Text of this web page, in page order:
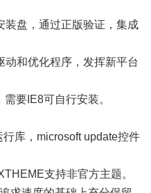
装盘，通过正版验证，集成
和优化程序，发挥新平台
要IE8可自行安装。
库，microsoft update控件
支持非官方主题。